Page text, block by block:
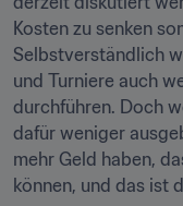
Kosten zu senken
Selbstverständlich
und Turniere auch
durchführen. Doch
dafür weniger
mehr Geld haben,
können, und das ist